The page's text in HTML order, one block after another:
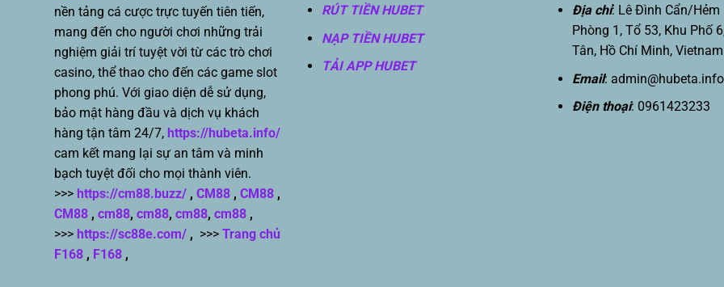
nền tảng cá cược trực tuyến tiên tiến,
mang đến cho người chơi những trải
nghiệm giải trí tuyệt vời từ các trò chơi
casino, thể thao cho đến các game slot
phong phú. Với giao diện dễ sử dụng,
bảo mật hàng đầu và dịch vụ khách
hàng tận tâm 24/7, https://hubeta.info/
cam kết mang lại sự an tâm và minh
bạch tuyệt đối cho mọi thành viên.
>>> https://cm88.buzz/ , CM88 , CM88 ,
CM88 , cm88, cm88, cm88, cm88 ,
>>> https://sc88e.com/ , >>> Trang chủ
F168 , F168 ,
RÚT TIỀN HUBET
NẠP TIỀN HUBET
TẢI APP HUBET
Địa chỉ: Lê Đình Cẩn/Hẻm
Phòng 1, Tổ 53, Khu Phố
Tân, Hồ Chí Minh, Vietnam
Email: admin@hubeta.info
Điện thoại: 0961423233